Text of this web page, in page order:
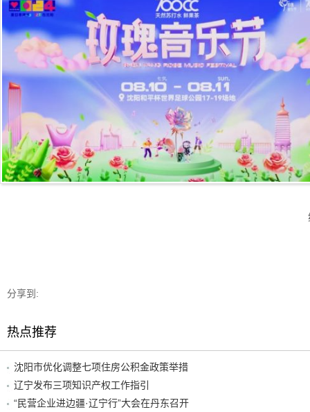
分享到:
热点推荐
沈阳市优化调整七项住房公积金政策举措
辽宁发布三项知识产权工作指引
“民营企业进边疆·辽宁行”大会在丹东召开